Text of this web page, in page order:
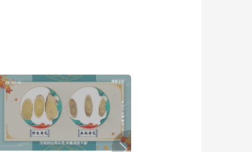
[中国中医药大会第三
季]九种体质 你属于哪
一种？
00:01:59
[中国中医药大会第三
季]为奥运健儿保驾护